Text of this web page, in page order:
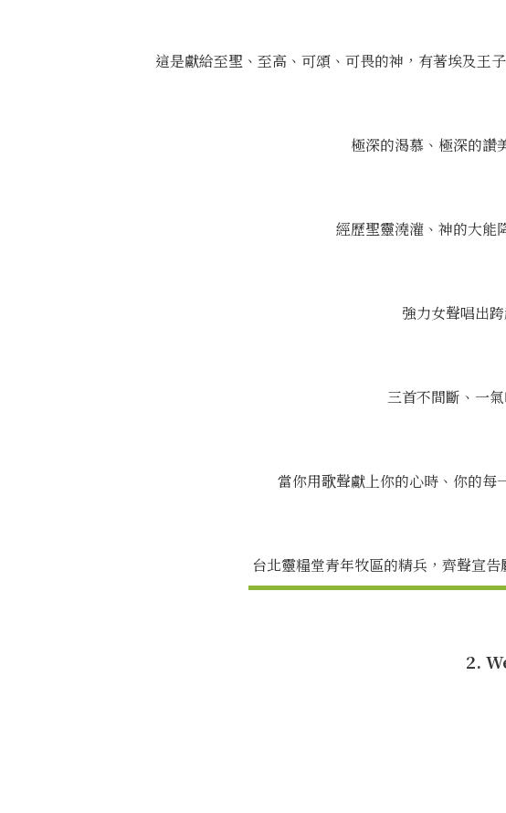
這是獻給至聖、至高、可頌、可畏的神，有著埃及王
極深的渴慕、極深的讚
經歷聖靈澆灌、神的大能
強力女聲唱出
三首不間斷、一
當你用歌聲獻上你的心時、你的每
台北靈糧堂青年牧區的精兵，齊聲宣
2.